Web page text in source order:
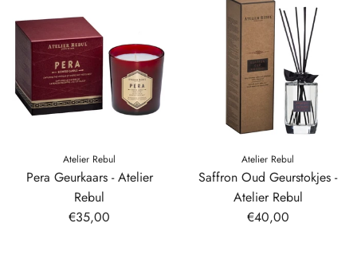
Atelier Rebul
Pera Geurkaars - Atelier
Rebul
€35,00
Atelier Rebul
Saffron Oud Geurstokjes -
Atelier Rebul
€40,00